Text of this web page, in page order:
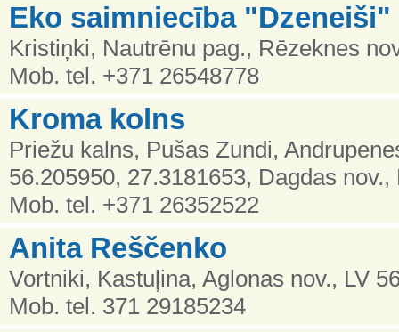
Eko saimniecība "Dzeneiši"
Kristiņki, Nautrēnu pag., Rēzeknes
Mob. tel. +371 26548778
Kroma kolns
Priežu kalns, Pušas Zundi,
56.205950, 27.3181653, Dagdas nov.,
Mob. tel. +371 26352522
Anita Reščenko
Vortniki, Kastuļina, Aglonas nov., LV
Mob. tel. 371 29185234